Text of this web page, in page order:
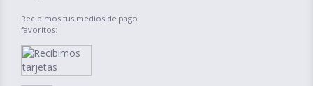
Recibimos tus medios de pago
favoritos: